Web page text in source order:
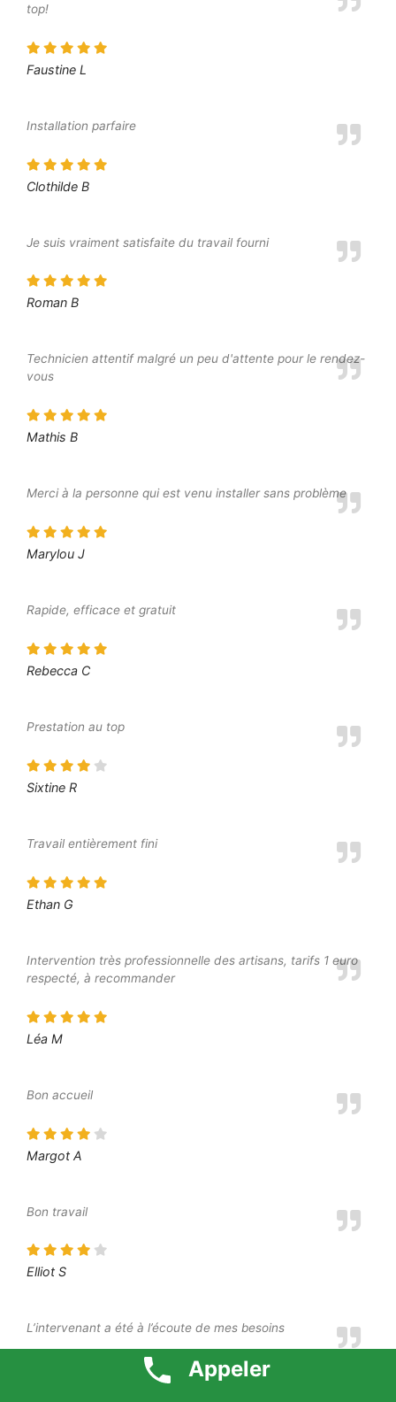
top!
Faustine L
Installation parfaire
Clothilde B
Je suis vraiment satisfaite du travail fourni
Roman B
Technicien attentif malgré un peu d'attente pour le rendez-
vous
Mathis B
Merci à la personne qui est venu installer sans problème
Marylou J
Rapide, efficace et gratuit
Rebecca C
Prestation au top
Sixtine R
Travail entièrement fini
Ethan G
Intervention très professionnelle des artisans, tarifs 1 euro
respecté, à recommander
Léa M
Bon accueil
Margot A
Bon travail
Elliot S
L’intervenant a été à l’écoute de mes besoins
Appeler